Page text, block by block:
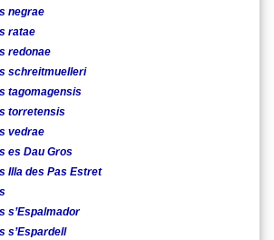
negrae
ratae
redonae
schreitmuelleri
tagomagensis
torretensis
vedrae
es Dau Gros
Illa des Pas Estret
s’Espalmador
s’Espardell